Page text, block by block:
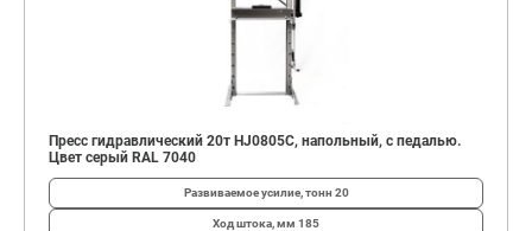
Пресс гидравлический 20т HJ0805C, напольный, с педалью.
Цвет серый RAL 7040
Развиваемое усилие, тонн 20
Ход штока, мм 185